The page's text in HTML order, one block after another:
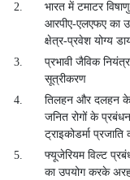
2.
भारत में टमाटर
आरपीए-एलएफए का
क्षेत्र-प्रवेश योग्य
3.
प्रभावी जैविक
सूत्रीकरण
4.
तिलहन और दलहन के
जनित रोगों के
ट्राइकोडर्मा प्रजाति
5.
फ्यूजेरियम विल्ट
का उपयोग करके